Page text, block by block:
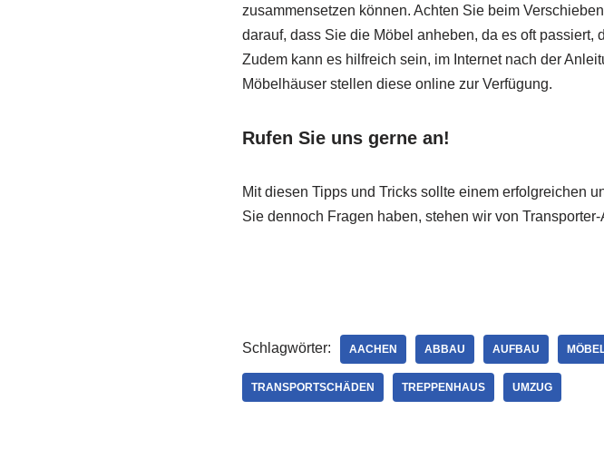
zusammensetzen können. Achten Sie beim
darauf, dass Sie die Möbel anheben, da es oft
Zudem kann es hilfreich sein, im Internet nach der
Möbelhäuser stellen diese online zur Verfügung.
Rufen Sie uns gerne an!
Mit diesen Tipps und Tricks sollte einem erfolgreichen
Sie dennoch Fragen haben, stehen wir von
Schlagwörter: AACHEN ABBAU AUFBAU
TRANSPORTSCHÄDEN TREPPENHAUS UMZUG